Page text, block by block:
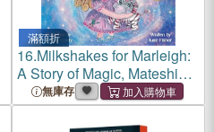
滿額折
16.Milkshakes for Marleigh:
A Story of Magic, Mateship,
& Life-Saving Kindness
無庫存